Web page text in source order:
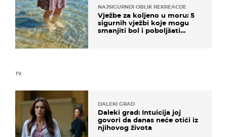
TV
DALEKI GRAD
Daleki grad: Intuicija joj
govori da danas neće otići iz
njihovog života
NAJSIGURNIJI OBLIK REKREACIJE
Vježbe za koljeno u moru: 5
sigurnih vježbi koje mogu
smanjiti bol i poboljšati